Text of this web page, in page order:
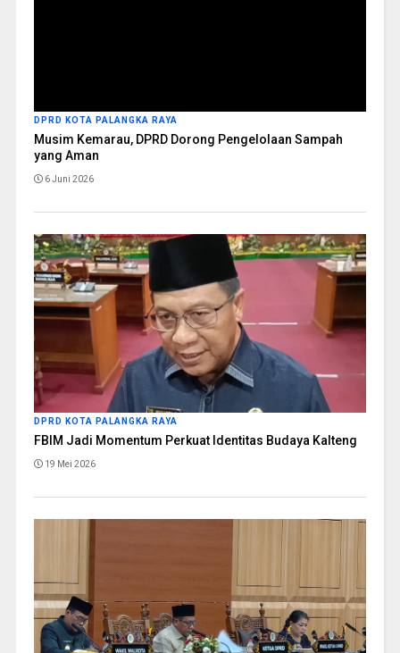
DPRD KOTA PALANGKA RAYA
Musim Kemarau, DPRD Dorong Pengelolaan Sampah
yang Aman
6 Juni 2026
DPRD KOTA PALANGKA RAYA
FBIM Jadi Momentum Perkuat Identitas Budaya Kalteng
19 Mei 2026